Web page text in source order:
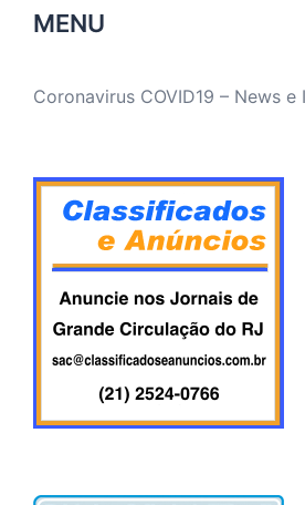
MENU
Coronavirus COVID19 – News